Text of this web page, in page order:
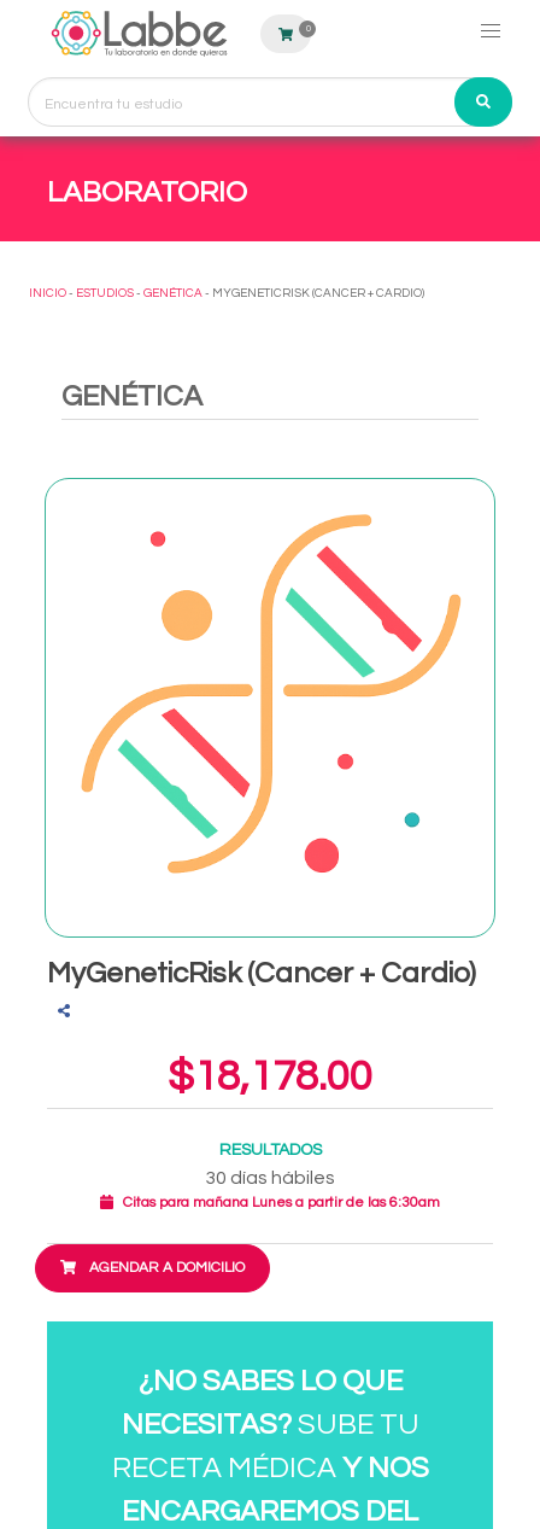
0
LABORATORIO
INICIO - ESTUDIOS - GENÉTICA - MYGENETICRISK (CANCER + CARDIO)
GENÉTICA
MyGeneticRisk (Cancer + Cardio)
$18,178.00
RESULTADOS
30 días hábiles
Citas para mañana Lunes a partir de las 6:30am
AGENDAR A DOMICILIO
¿NO SABES LO QUE
NECESITAS?SUBE TU
RECETA MÉDICA Y NOS
ENCARGAREMOS DEL